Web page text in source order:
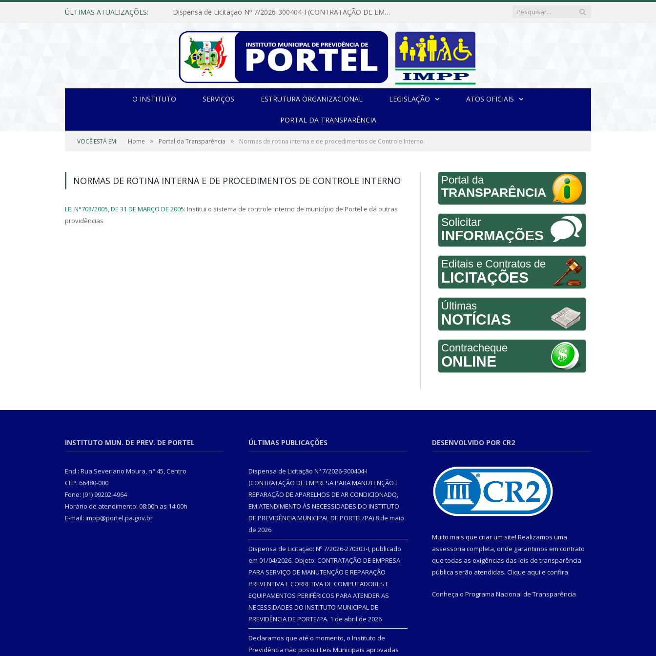
ÚLTIMAS ATUALIZAÇÕES: Dispensa de Licitação Nº 7/2026-300404-I (CONTRATAÇÃO DE EMPRESA PARA MANUTENÇÃO E REPARAÇÃO DE APARELHOS DE AR CONDICIONADO, EM ATENDIMENTO ÀS NECESSIDADES DO INSTITUTO DE PREVIDÊNCIA MUNICIPAL DE PORTEL/PA)
O INSTITUTO SERVIÇOS ESTRUTURA ORGANIZACIONAL LEGISLAÇÃO ATOS OFICIAIS
PORTAL DA TRANSPARÊNCIA
VOCÊ ESTÁ EM: Home » Portal da Transparência » Normas de rotina interna e de procedimentos de Controle Interno
NORMAS DE ROTINA INTERNA E DE PROCEDIMENTOS DE CONTROLE INTERNO
LEI N°703/2005, DE 31 DE MARÇO DE 2005: Institui o sistema de controle interno de município de Portel e dá outras
providências
Portal da
TRANSPARÊNCIA
Solicitar
INFORMAÇÕES
Editais e Contratos de
LICITAÇÕES
Últimas
NOTÍCIAS
Contracheque
ONLINE
INSTITUTO MUN. DE PREV. DE PORTEL
End.: Rua Severiano Moura, n° 45, Centro
CEP: 66480-000
Fone: (91) 99202-4964
Horário de atendimento: 08:00h as 14:00h
E-mail: impp@portel.pa.gov.br
ÚLTIMAS PUBLICAÇÕES
Dispensa de Licitação Nº 7/2026-300404-I
(CONTRATAÇÃO DE EMPRESA PARA MANUTENÇÃO E
REPARAÇÃO DE APARELHOS DE AR CONDICIONADO,
EM ATENDIMENTO ÀS NECESSIDADES DO INSTITUTO
DE PREVIDÊNCIA MUNICIPAL DE PORTEL/PA) 8 de maio
de 2026
Dispensa de Licitação: Nº 7/2026-270303-I, publicado
em 01/04/2026. Objeto: CONTRATAÇÃO DE EMPRESA
PARA SERVIÇO DE MANUTENÇÃO E REPARAÇÃO
PREVENTIVA E CORRETIVA DE COMPUTADORES E
EQUIPAMENTOS PERIFÉRICOS PARA ATENDER AS
NECESSIDADES DO INSTITUTO MUNICIPAL DE
PREVIDÊNCIA DE PORTE/PA. 1 de abril de 2026
Declaramos que até o momento, o Instituto de
Previdência não possui Leis Municipais aprovadas
DESENVOLVIDO POR CR2
Muito mais que criar um site! Realizamos uma
assessoria completa, onde garantimos em contrato
que todas as exigências das leis de transparência
pública serão atendidas. Clique aqui e confira.
Conheça o Programa Nacional de Transparência